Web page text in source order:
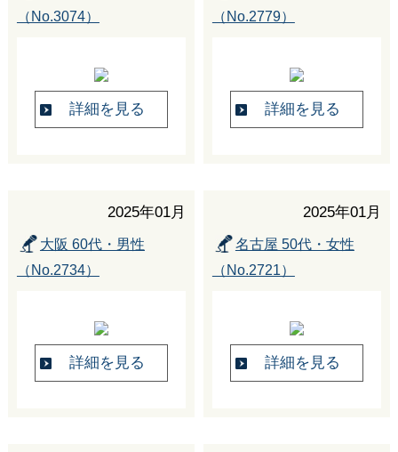
（No.3074）
詳細を見る
（No.2779）
詳細を見る
2025年01月
大阪 60代・男性
（No.2734）
詳細を見る
2025年01月
名古屋 50代・女性
（No.2721）
詳細を見る